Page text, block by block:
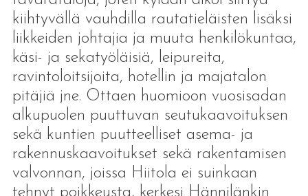
kiihtyvällä vauhdilla rautatieläisten lisäksi
liikkeiden johtajia ja muuta henkilökuntaa,
käsi- ja sekatyöläisiä, leipureita,
ravintoloitsijoita, hotellin ja majatalon
pitäjiä jne. Ottaen huomioon vuosisadan
alkupuolen puuttuvan seutukaavoituksen
sekä kuntien puutteelliset asema- ja
rakennuskaavoitukset sekä rakentamisen
valvonnan, joissa Hiitola ei suinkaan
tehnyt poikkeusta, kerkesi Hännilänkin